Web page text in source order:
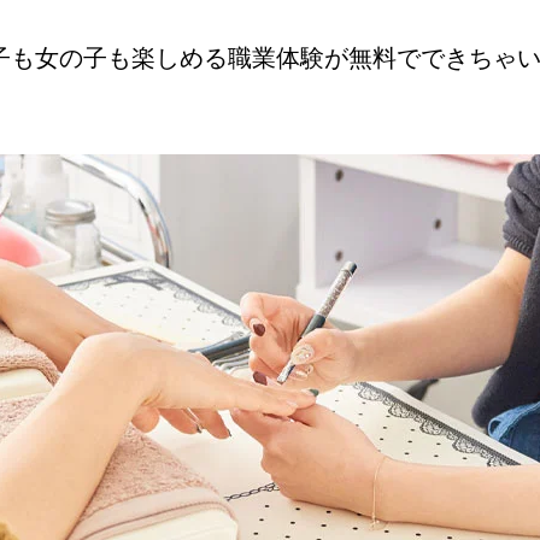
も女の子も楽しめる職業体験が無料でできちゃ